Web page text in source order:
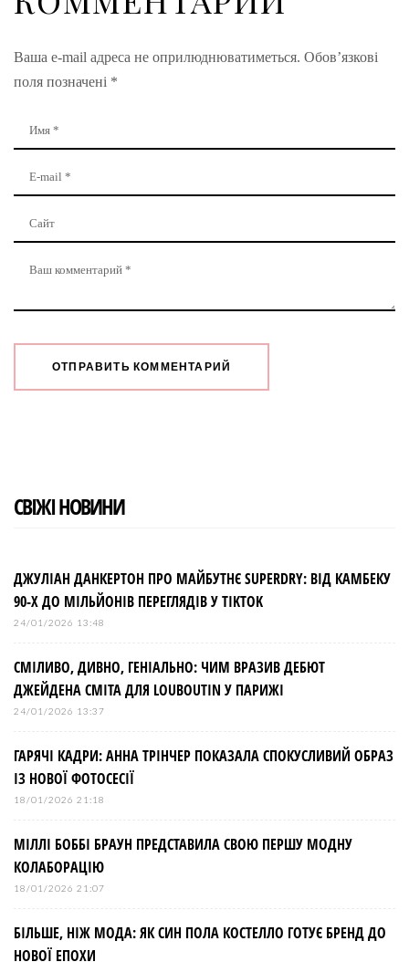
Ваша e-mail адреса не оприлюднюватиметься. Обов’язкові
поля позначені *
СВІЖІ НОВИНИ
ДЖУЛІАН ДАНКЕРТОН ПРО МАЙБУТНЄ SUPERDRY: ВІД КАМБЕКУ
90-Х ДО МІЛЬЙОНІВ ПЕРЕГЛЯДІВ У TIKTOK
24/01/2026 13:48
СМІЛИВО, ДИВНО, ГЕНІАЛЬНО: ЧИМ ВРАЗИВ ДЕБЮТ
ДЖЕЙДЕНА СМІТА ДЛЯ LOUBOUTIN У ПАРИЖІ
24/01/2026 13:37
ГАРЯЧІ КАДРИ: АННА ТРІНЧЕР ПОКАЗАЛА СПОКУСЛИВИЙ ОБРАЗ
ІЗ НОВОЇ ФОТОСЕСІЇ
18/01/2026 21:18
МІЛЛІ БОББІ БРАУН ПРЕДСТАВИЛА СВОЮ ПЕРШУ МОДНУ
КОЛАБОРАЦІЮ
18/01/2026 21:07
БІЛЬШЕ, НІЖ МОДА: ЯК СИН ПОЛА КОСТЕЛЛО ГОТУЄ БРЕНД ДО
НОВОЇ ЕПОХИ